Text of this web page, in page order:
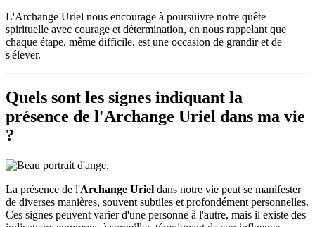
L'Archange Uriel nous encourage à poursuivre notre quête
spirituelle avec courage et détermination, en nous rappelant que
chaque étape, même difficile, est une occasion de grandir et de
s'élever.
Quels sont les signes indiquant la
présence de l'Archange Uriel dans ma vie
?
La présence de l'Archange Uriel dans notre vie peut se manifester
de diverses manières, souvent subtiles et profondément personnelles.
Ces signes peuvent varier d'une personne à l'autre, mais il existe des